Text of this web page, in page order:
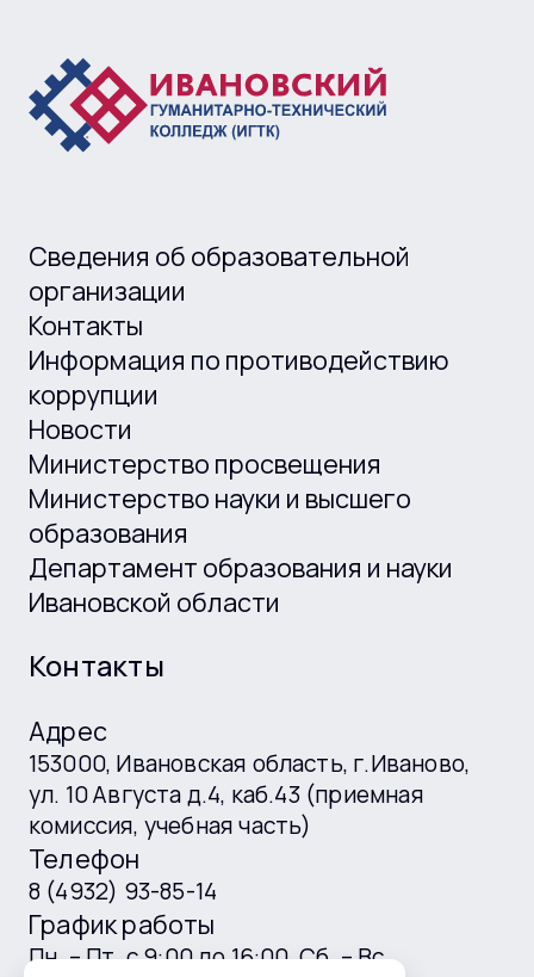
Сведения об образовательной
организации
Контакты
Информация по противодействию
коррупции
Новости
Министерство просвещения
Министерство науки и высшего
образования
Департамент образования и науки
Ивановской области
Контакты
Адрес
153000, Ивановская область, г.Иваново,
ул. 10 Августа д.4, каб.43 (приемная
комиссия, учебная часть)
Телефон
8 (4932) 93-85-14
График работы
Пн. – Пт. с 9:00 до 16:00, Сб. – Вс.